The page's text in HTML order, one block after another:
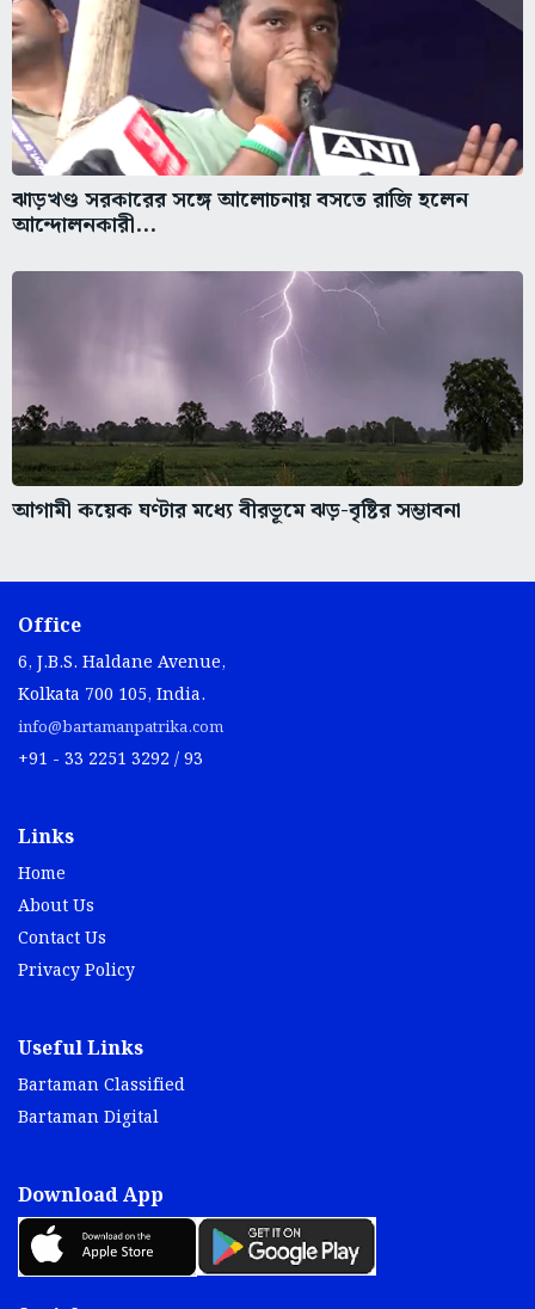
ঝাড়খণ্ড সরকারের সঙ্গে আলোচনায় বসতে রাজি হলেন
আন্দোলনকারী...
আগামী কয়েক ঘণ্টার মধ্যে বীরভূমে ঝড়-বৃষ্টির সম্ভাবনা
Office
6, J.B.S. Haldane Avenue,
Kolkata 700 105, India.
info@bartamanpatrika.com
+91 - 33 2251 3292 / 93
Links
Home
About Us
Contact Us
Privacy Policy
Useful Links
Bartaman Classified
Bartaman Digital
Download App